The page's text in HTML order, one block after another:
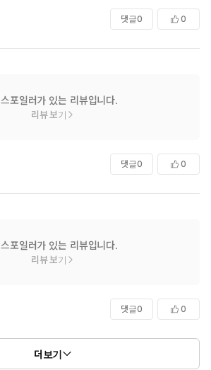
댓글0 0
스포일러가 있는 리뷰입니다.
리뷰 보기
댓글0 0
스포일러가 있는 리뷰입니다.
리뷰 보기
댓글0 0
더보기